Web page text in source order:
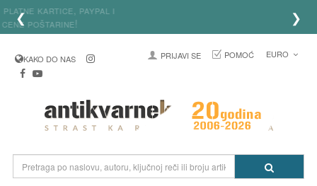
❮
Birajte uplatu na račun, platne kartice, paypal i
❯
KAKO DO NAS PRIJAVI SE POMOĆ EURO